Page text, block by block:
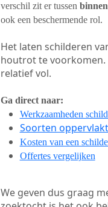
verschil zit er tussen
ook een beschermende rol.
Het laten schilderen
houtrot te voorkomen.
relatief vol.
Ga direct naar:
Werkzaamheden
Soorten
Kosten van een
Offertes vergelijken
We geven dus graag